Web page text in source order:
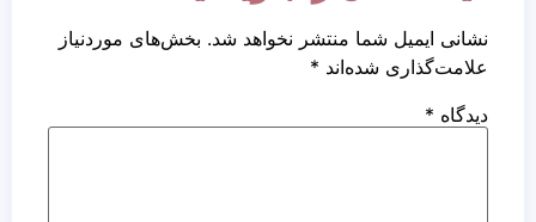
نشانی ایمیل شما منتشر نخواهد شد. بخش‌های موردنیاز
علامت‌گذاری شده‌اند *
دیدگاه *